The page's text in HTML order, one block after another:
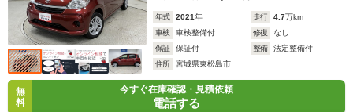
年式 2021年 走行 4.7万km
車検
車検整備付 修復
なし
保証
保証付 整備
法定整備付
住所
宮城県東松島市
無
料
今すぐ在庫確認・見積依頼
電話する